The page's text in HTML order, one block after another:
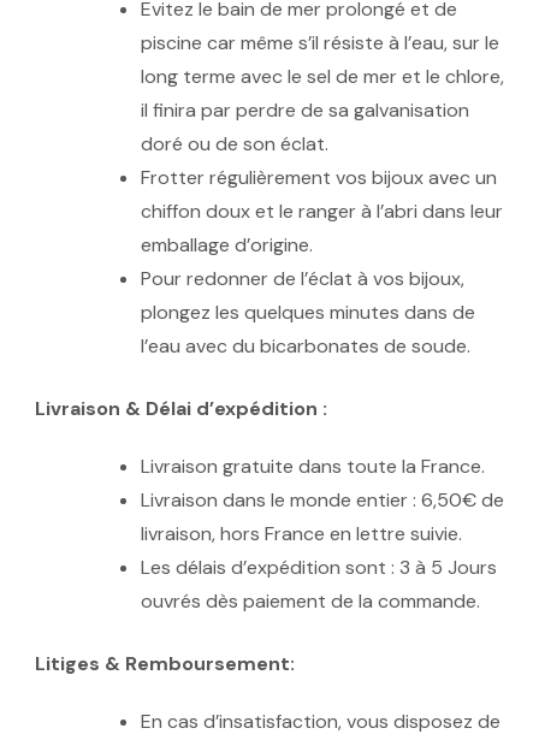
Evitez le bain de mer prolongé et de
piscine car même s’il résiste à l’eau, sur le
long terme avec le sel de mer et le chlore,
il finira par perdre de sa galvanisation
doré ou de son éclat.
Frotter régulièrement vos bijoux avec un
chiffon doux et le ranger à l’abri dans leur
emballage d’origine.
Pour redonner de l’éclat à vos bijoux,
plongez les quelques minutes dans de
l’eau avec du bicarbonates de soude.
Livraison & Délai d’expédition :
Livraison gratuite dans toute la France.
Livraison dans le monde entier : 6,50€ de
livraison, hors France en lettre suivie.
Les délais d’expédition sont : 3 à 5 Jours
ouvrés dès paiement de la commande.
Litiges & Remboursement:
En cas d’insatisfaction, vous disposez de